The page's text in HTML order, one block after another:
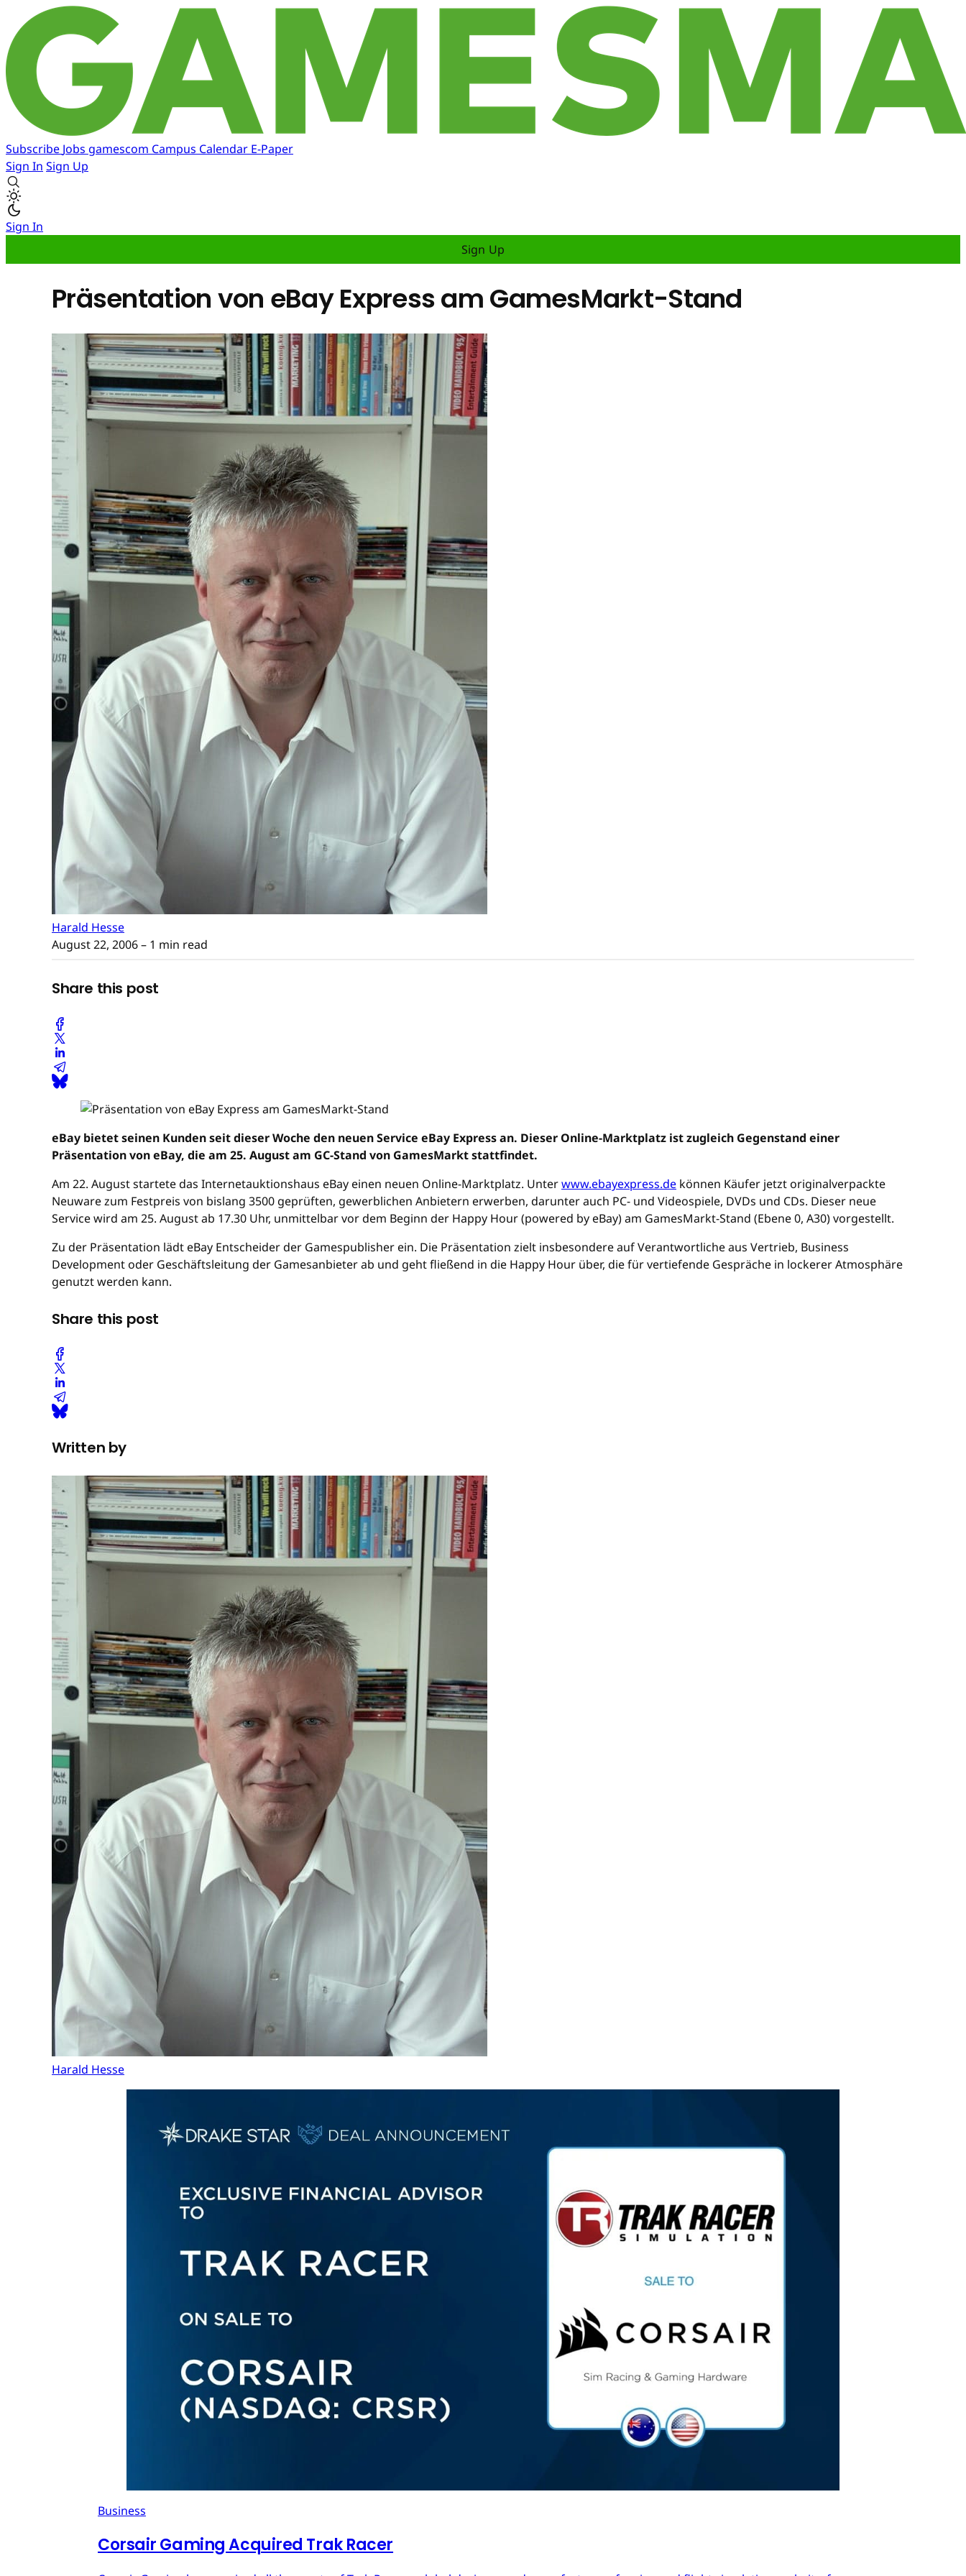
Subscribe Jobs gamescom Campus Calendar E-Paper
Sign In Sign Up
Sign In
Sign Up
Präsentation von eBay Express am GamesMarkt-Stand
Harald Hesse
August 22, 2006– 1 min read
Share this post
eBay bietet seinen Kunden seit dieser Woche den neuen Service eBay Express an. Dieser Online-Marktplatz ist zugleich Gegenstand einer
Präsentation von eBay, die am 25. August am GC-Stand von GamesMarkt stattfindet.
Am 22. August startete das Internetauktionshaus eBay einen neuen Online-Marktplatz. Unterwww.ebayexpress.de können Käufer jetzt originalverpackte
Neuware zum Festpreis von bislang 3500 geprüften, gewerblichen Anbietern erwerben, darunter auch PC- und Videospiele, DVDs und CDs. Dieser neue
Service wird am 25. August ab 17.30 Uhr, unmittelbar vor dem Beginn der Happy Hour (powered by eBay) am GamesMarkt-Stand (Ebene 0, A30) vorgestellt.
Zu der Präsentation lädt eBay Entscheider der Gamespublisher ein. Die Präsentation zielt insbesondere auf Verantwortliche aus Vertrieb, Business
Development oder Geschäftsleitung der Gamesanbieter ab und geht fließend in die Happy Hour über, die für vertiefende Gespräche in lockerer Atmosphäre
genutzt werden kann.
Share this post
Written by
Harald Hesse
Business
Corsair Gaming Acquired Trak Racer